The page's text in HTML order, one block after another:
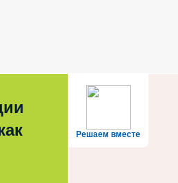
Решаем вместе